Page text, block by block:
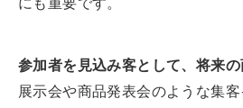
参加者を見込み客として、将来
展示会や商品発表会のような集